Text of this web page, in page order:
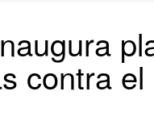
contra